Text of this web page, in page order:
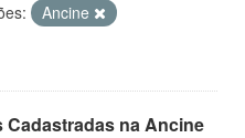
Ancine
na Ancine